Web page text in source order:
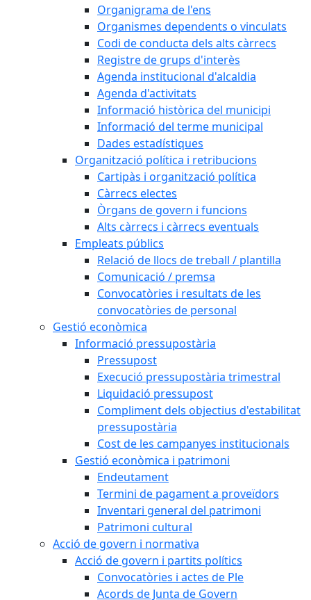
Organigrama de l'ens
Organismes dependents o vinculats
Codi de conducta dels alts càrrecs
Registre de grups d'interès
Agenda institucional d'alcaldia
Agenda d'activitats
Informació històrica del municipi
Informació del terme municipal
Dades estadístiques
Organització política i retribucions
Cartipàs i organització política
Càrrecs electes
Òrgans de govern i funcions
Alts càrrecs i càrrecs eventuals
Empleats públics
Relació de llocs de treball / plantilla
Comunicació / premsa
Convocatòries i resultats de les
convocatòries de personal
Gestió econòmica
Informació pressupostària
Pressupost
Execució pressupostària trimestral
Liquidació pressupost
Compliment dels objectius d'estabilitat
pressupostària
Cost de les campanyes institucionals
Gestió econòmica i patrimoni
Endeutament
Termini de pagament a proveïdors
Inventari general del patrimoni
Patrimoni cultural
Acció de govern i normativa
Acció de govern i partits polítics
Convocatòries i actes de Ple
Acords de Junta de Govern